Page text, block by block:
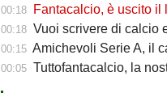
00:18 Fantacalcio, è uscito il
00:18 Vuoi scrivere di calcio e
00:15 Amichevoli Serie A, il
00:05 Tuttofantacalcio, la